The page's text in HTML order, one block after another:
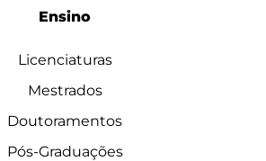
Ensino
Licenciaturas
Mestrados
Doutoramentos
Pós-Graduações